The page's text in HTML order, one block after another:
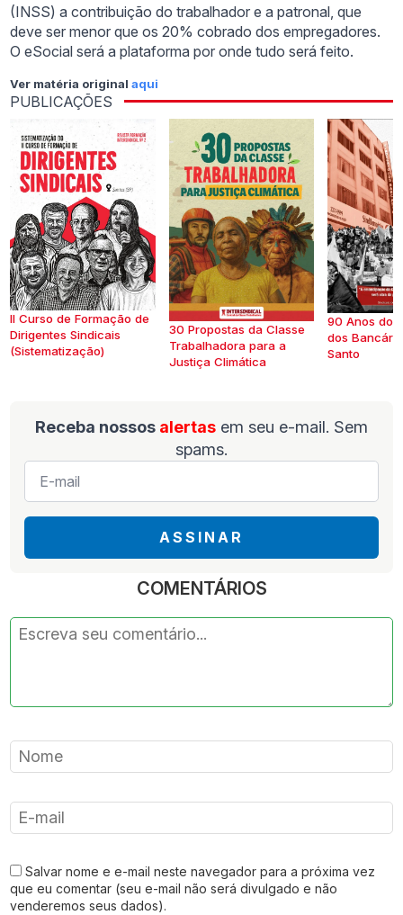
(INSS) a contribuição do trabalhador e a patronal, que
deve ser menor que os 20% cobrado dos empregadores.
O eSocial será a plataforma por onde tudo será feito.
Ver matéria originalaqui
PUBLICAÇÕES
II Curso de Formação de
Dirigentes Sindicais
(Sistematização)
30 Propostas da Classe
Trabalhadora para a
Justiça Climática
90 Anos do
dos
Santo
Receba nossos alertas em seu e-mail. Sem
spams.
E-
mail
ASSINAR
COMENTÁRIOS
Salvar nome e e-mail neste navegador para a próxima vez
que eu comentar (seu e-mail não será divulgado e não
venderemos seus dados).